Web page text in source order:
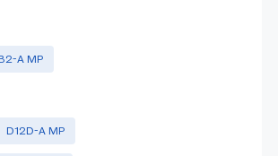
A MP
D12D-A MP